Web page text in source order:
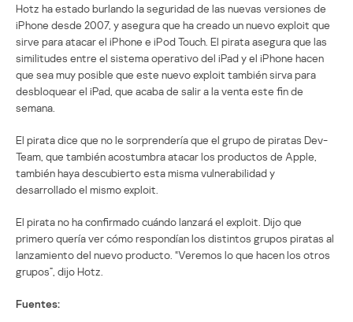
Hotz ha estado burlando la seguridad de las nuevas versiones de
iPhone desde 2007, y asegura que ha creado un nuevo exploit que
sirve para atacar el iPhone e iPod Touch. El pirata asegura que las
similitudes entre el sistema operativo del iPad y el iPhone hacen
que sea muy posible que este nuevo exploit también sirva para
desbloquear el iPad, que acaba de salir a la venta este fin de
semana.
El pirata dice que no le sorprendería que el grupo de piratas Dev-
Team, que también acostumbra atacar los productos de Apple,
también haya descubierto esta misma vulnerabilidad y
desarrollado el mismo exploit.
El pirata no ha confirmado cuándo lanzará el exploit. Dijo que
primero quería ver cómo respondían los distintos grupos piratas al
lanzamiento del nuevo producto. “Veremos lo que hacen los otros
grupos”, dijo Hotz.
Fuentes: